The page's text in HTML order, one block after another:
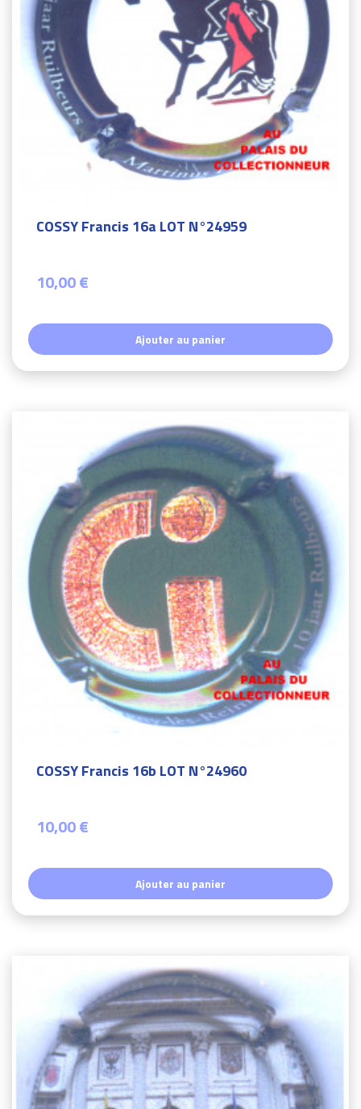
COSSY Francis 16a LOT N°24959
10,00 €
Ajouter au panier
COSSY Francis 16b LOT N°24960
10,00 €
Ajouter au panier